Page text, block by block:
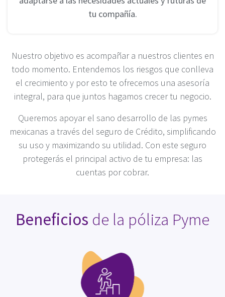
tu compañía.
Nuestro objetivo es acompañar a nuestros clientes en
todo momento. Entendemos los riesgos que conlleva
el crecimiento y por esto te ofrecemos una asesoría
integral, para que juntos hagamos crecer tu negocio.
Queremos apoyar el sano desarrollo de las pymes
mexicanas a través del seguro de Crédito, simplificando
su uso y maximizando su utilidad. Con este seguro
protegerás el principal activo de tu empresa: las
cuentas por cobrar.
Beneficios de la póliza Pyme